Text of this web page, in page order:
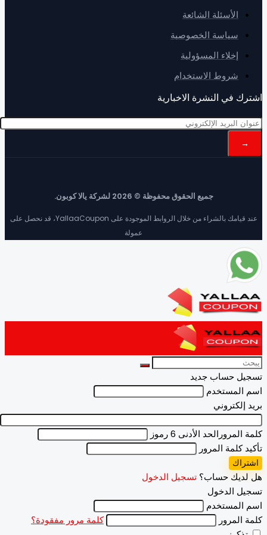
الأسئلة الشائعة
سياسة الخصوصية
إخلاء المسؤولية
شروط الاستخدام
في النشرة الاخبارية
جميع الحقوق محفوظة © 2026 لشركة يالا كوبون.
عند قيامك بالشراء من خلال الروابط الموجودة على YallaaCoupon، قد نحصل على
حساب جديد
المستخدم
إلكتروني
المرورالحد الأدنى 6 رموز
كلمة المرور
حساب؟تسجيل الدخول
الدخول
المستخدم
المرور
كلمة مرور مفقودة؟